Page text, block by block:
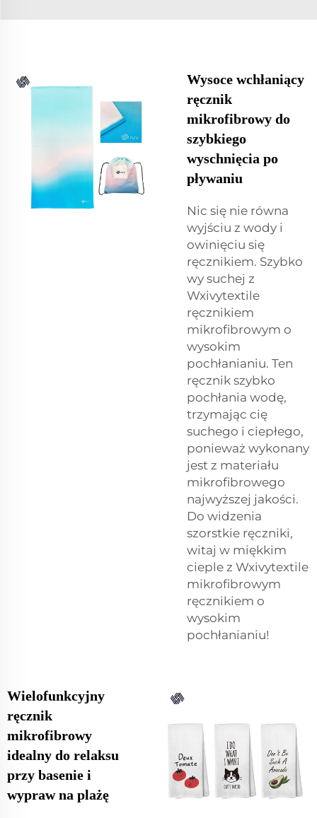
Wysoce wchłaniący
ręcznik
mikrofibrowy do
szybkiego
wyschnięcia po
pływaniu
Nic się nie równa
wyjściu z wody i
owinięciu się
ręcznikiem. Szybko
wy suchej z
Wxivytextile
ręcznikiem
mikrofibrowym o
wysokim
pochłanianiu. Ten
ręcznik szybko
pochłania wodę,
trzymając cię
suchego i ciepłego,
ponieważ wykonany
jest z materiału
mikrofibrowego
najwyższej jakości.
Do widzenia
szorstkie ręczniki,
witaj w miękkim
cieple z Wxivytextile
mikrofibrowym
ręcznikiem o
wysokim
pochłanianiu!
Wielofunkcyjny
ręcznik
mikrofibrowy
idealny do relaksu
przy basenie i
wypraw na plażę